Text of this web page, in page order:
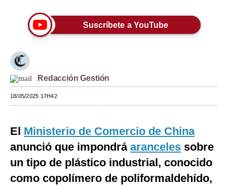
Viajes
Estilos
Mundo
España
Internacional
Tecnología
Suscríbete a YouTube
Redacción Gestión
18/05/2025 17H42
El Ministerio de Comercio de China
anunció que impondrá aranceles sobre
un tipo de plástico industrial, conocido
como copolímero de poliformaldehído,